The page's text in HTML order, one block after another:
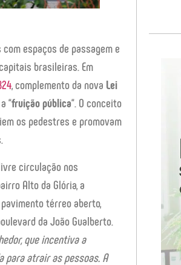
espaços de passagem e
brasileiras. Em
, complemento da nova Lei
“fruição pública“. O conceito
os pedestres e promovam
circulação nos
Alto da Glória, a
térreo aberto,
da João Gualberto.
que incentiva a
para atrair as pessoas. A